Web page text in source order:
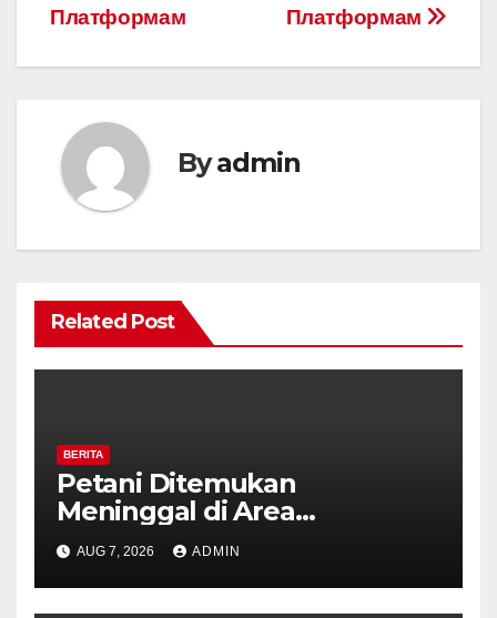
Платформам
Платформам
Byadmin
Related Post
BERITA
Petani Ditemukan
Meninggal di Area
Persawahan Kalibeji, Polisi
Pastikan Tidak Ada Tanda
Kekerasan
AUG 7, 2026 ADMIN